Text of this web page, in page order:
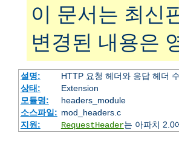
이 문서는 최신
변경된 내용은
설명:
HTTP 요청 헤더와 응답 헤더
상태:
Extension
모듈명:
headers_module
소스파일: mod_headers.c
지원:
RequestHeader는 아파치 2.0